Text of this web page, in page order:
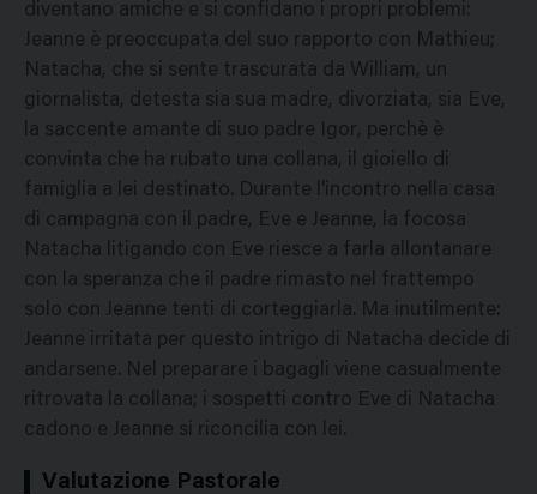
diventano amiche e si confidano i propri problemi:
Jeanne è preoccupata del suo rapporto con Mathieu;
Natacha, che si sente trascurata da William, un
giornalista, detesta sia sua madre, divorziata, sia Eve,
la saccente amante di suo padre Igor, perchè è
convinta che ha rubato una collana, il gioiello di
famiglia a lei destinato. Durante l'incontro nella casa
di campagna con il padre, Eve e Jeanne, la focosa
Natacha litigando con Eve riesce a farla allontanare
con la speranza che il padre rimasto nel frattempo
solo con Jeanne tenti di corteggiarla. Ma inutilmente:
Jeanne irritata per questo intrigo di Natacha decide di
andarsene. Nel preparare i bagagli viene casualmente
ritrovata la collana; i sospetti contro Eve di Natacha
cadono e Jeanne si riconcilia con lei.
Valutazione Pastorale